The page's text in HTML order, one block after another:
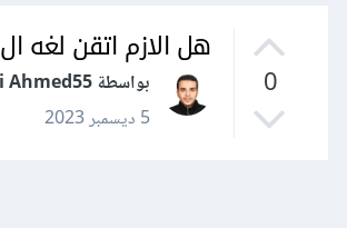
0
هل الازم اتقن لغه ال css
بواسطة Ali Ahmed55
5 ديسمبر 2023